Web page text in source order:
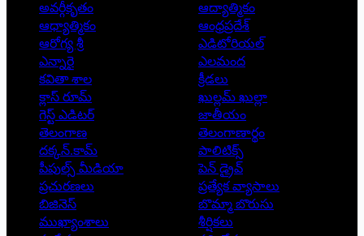
అవర్గీకృతం
ఆద్యాత్మికం
ఆధ్యాత్మికం
ఆంధ్రప్రదేశ్
ఆరోగ్య శ్రీ
ఎడిటోరియల్
ఎన్నారై
ఎలమంద
కవితా శాల
క్రీడలు
క్లాస్ రూమ్
ఖుల్లమ్ ఖుల్లా
గెస్ట్ ఎడిటర్
జాతీయం
తెలంగాణ
తెలంగాణార్థం
దక్కన్.కామ్
పాలిటిక్స్
పీపుల్స్ ‌మీడియా
పెన్ డ్రైవ్
ప్రచురణలు
ప్రత్యేక వ్యాసాలు
బిజినెస్
బొమ్మా బొరుసు
ముఖ్యాంశాలు
శీర్షికలు